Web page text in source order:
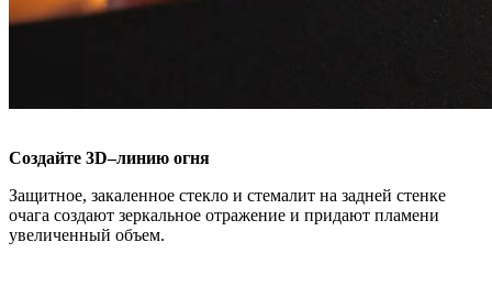
Создайте 3D–линию огня
Защитное, закаленное стекло и стемалит на задней стенке
очага создают зеркальное отражение и придают пламени
увеличенный объем.